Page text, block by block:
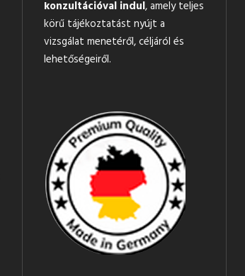
konzultációval indul, amely teljes
körű tájékoztatást nyújt a
vizsgálat menetéről, céljáról és
lehetőségeiről.